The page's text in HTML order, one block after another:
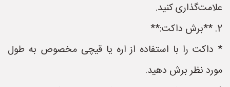
علامت‌گذاری کنید.
2. **برش داکت:**
* داکت را با استفاده از اره یا قیچی مخصوص به طول
مورد نظر برش دهید.